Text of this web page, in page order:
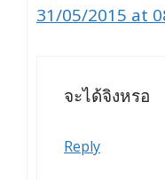
31/05/2015 at
จะได้จิงหรอ
Reply